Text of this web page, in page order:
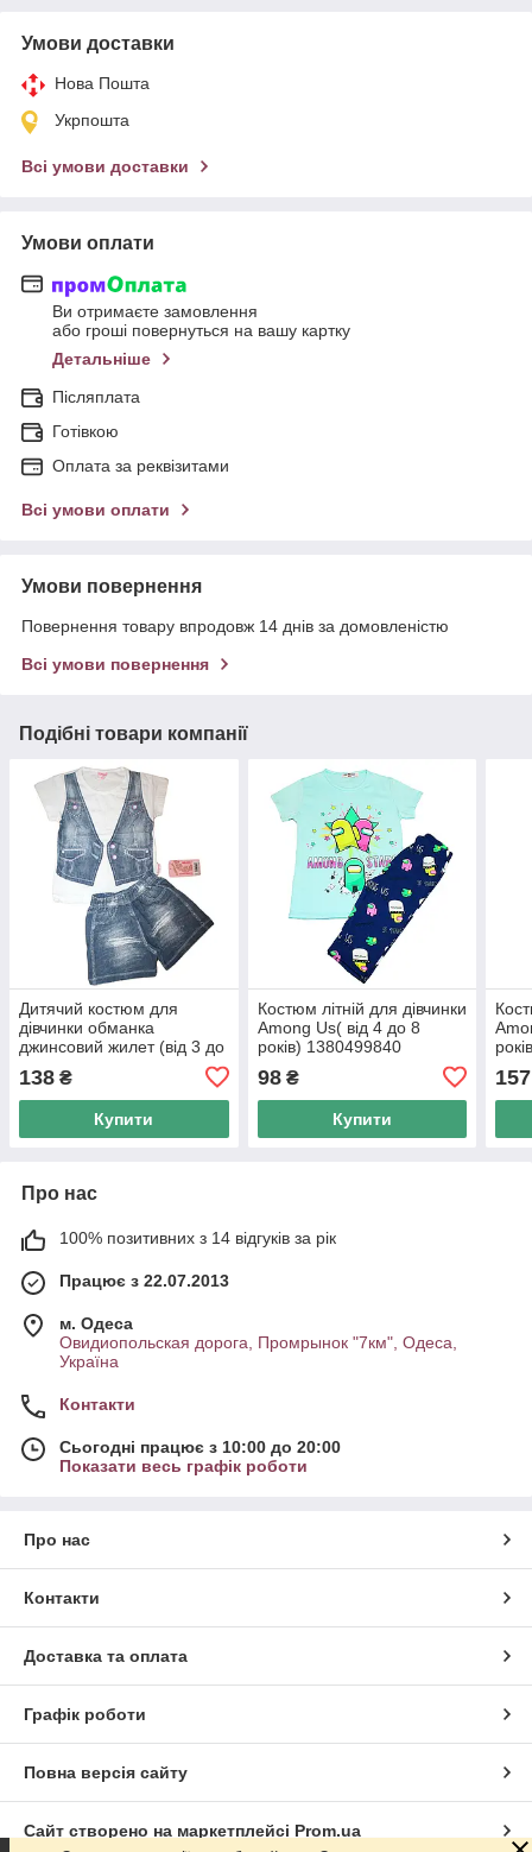
Умови доставки
Нова Пошта
Укрпошта
Всі умови доставки
Умови оплати
Ви отримаєте замовлення
або гроші повернуться на вашу картку
Детальніше
Післяплата
Готівкою
Оплата за реквізитами
Всі умови оплати
Умови повернення
Повернення товару впродовж 14 днів за домовленістю
Всі умови повернення
Подібні товари компанії
Дитячий костюм для
дівчинки обманка
джинсовий жилет (від 3 до
138 ₴
Купити
Костюм літній для дівчинки
Among Us( від 4 до 8
років) 1380499840
98₴
Купити
157
Про нас
100% позитивних з 14 відгуків за рік
Працює з 22.07.2013
м. Одеса
Овидиопольская дорога, Промрынок "7км", Одеса,
Україна
Контакти
Сьогодні працює з 10:00 до 20:00
Показати весь графік роботи
Про нас
Контакти
Доставка та оплата
Графік роботи
Повна версія сайту
Сайт створено на маркетплейсі Prom.ua